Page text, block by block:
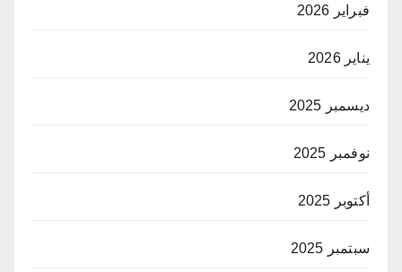
فبراير 2026
يناير 2026
ديسمبر 2025
نوفمبر 2025
أكتوبر 2025
سبتمبر 2025